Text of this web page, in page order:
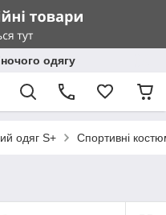
одягу
одяг S+ Спортивні